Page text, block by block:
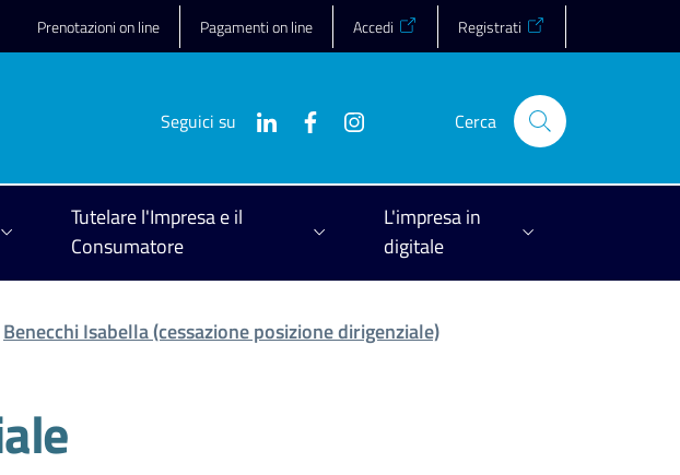
Prenotazioni on line Pagamenti on line Accedi Registrati
Seguici su Cerca
Tutelare l'Impresa e il
Consumatore
L'impresa in
digitale
Benecchi Isabella (cessazione posizione dirigenziale)